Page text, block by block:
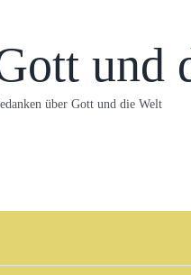
und
über Gott und die Welt